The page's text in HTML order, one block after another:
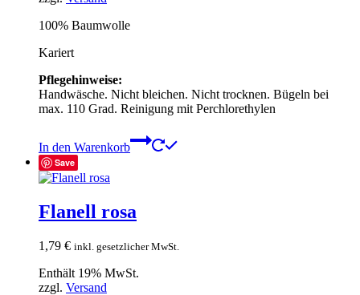
100% Baumwolle
Kariert
Pflegehinweise:
Handwäsche. Nicht bleichen. Nicht trocknen. Bügeln bei
max. 110 Grad. Reinigung mit Perchlorethylen
In den Warenkorb
Save
Flanell rosa
1,79 € inkl. gesetzlicher MwSt.
Enthält 19% MwSt.
zzgl. Versand